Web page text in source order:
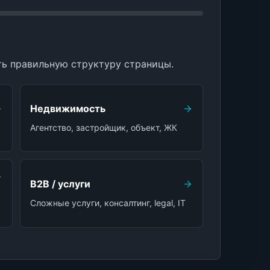
правильную структуру страницы.
Недвижимость
Агентство, застройщик, объект, ЖК
B2B / услуги
Сложные услуги, консалтинг, legal, IT